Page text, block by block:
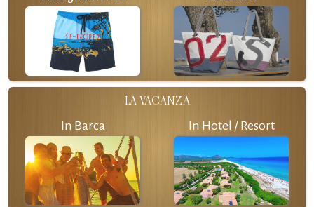
LA VACANZA
In Barca In Hotel / Resort